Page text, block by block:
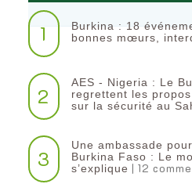
1
Burkina : 18
bonnes mœurs,
2
AES - Nigeria : Le
regrettent les
sur la sécurité au
3
Une ambassade
Burkina Faso : Le
s’explique | 12